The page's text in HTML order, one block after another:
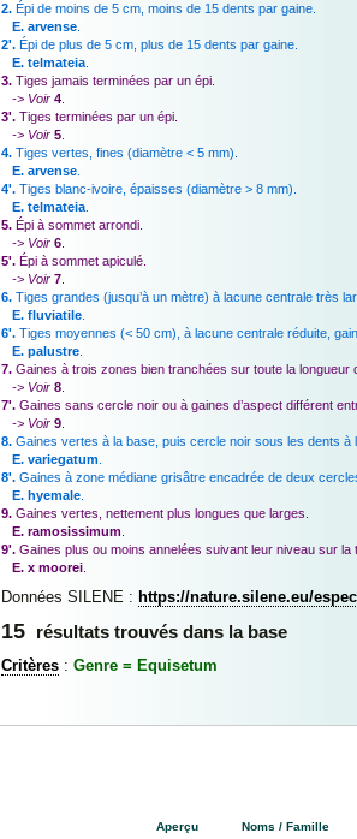
2. Épi de moins de 5 cm, moins de 15 dents par gaine.
E. arvense
2'. Épi de plus de 5 cm, plus de 15 dents par gaine.
E. telmateia
3. Tiges jamais terminées par un épi.
-> Voir 4
3'. Tiges terminées par un épi.
-> Voir 5
4. Tiges vertes, fines (diamètre < 5 mm).
E. arvense
4'. Tiges blanc-ivoire, épaisses (diamètre > 8 mm).
E. telmateia
5. Épi à sommet arrondi.
-> Voir 6
5'. Épi à sommet apiculé.
-> Voir 7
6. Tiges grandes (jusqu’à un mètre) à lacune centrale très
E. fluviatile
6'. Tiges moyennes (< 50 cm), à lacune centrale réduite,
E. palustre
7. Gaines à trois zones bien tranchées sur toute la longueur
-> Voir 8
7'. Gaines sans cercle noir ou à gaines d’aspect différent
-> Voir 9
8. Gaines vertes à la base, puis cercle noir sous les dents à
E. variegatum
8'. Gaines à zone médiane grisâtre encadrée de deux
E. hyemale
9. Gaines vertes, nettement plus longues que larges.
E. ramosissimum
9'. Gaines plus ou moins annelées suivant leur niveau sur la
E. x moorei
Données SILENE :https://nature.silene.eu/
15 résultats trouvés dans la base
Critères :Genre = Equisetum
Aperçu Noms / Famille